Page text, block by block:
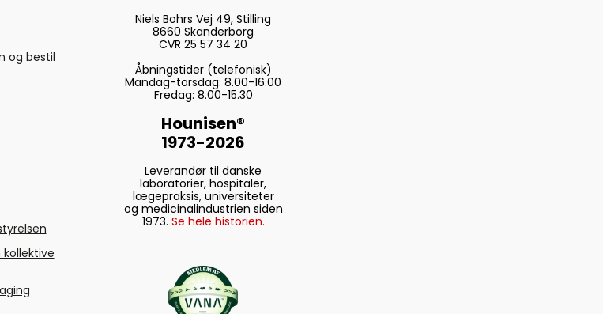
og bestil
Niels Bohrs Vej 49, Stilling
8660 Skanderborg
CVR 25 57 34 20
Åbningstider (telefonisk)
Mandag-torsdag: 8.00-16.00
Fredag: 8.00-15.30
Hounisen®
1973-2026
Leverandør til danske
laboratorier, hospitaler,
lægepraksis, universiteter
og medicinalindustrien siden
1973. Se hele historien.